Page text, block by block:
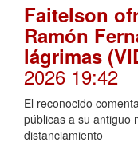
Faitelson
Ramón
lágrimas
2026 19:42
El reconocido
públicas a su antiguo
distanciamiento